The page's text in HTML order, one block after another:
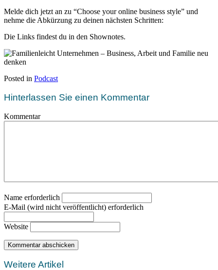
Melde dich jetzt an zu “Choose your online business style” und
nehme die Abkürzung zu deinen nächsten Schritten:
Die Links findest du in den Shownotes.
Posted in Podcast
Hinterlassen Sie einen Kommentar
Kommentar
Name erforderlich
E-Mail (wird nicht veröffentlicht) erforderlich
Website
Weitere Artikel